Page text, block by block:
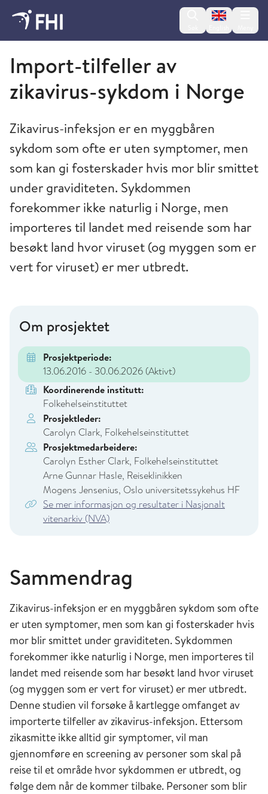
Change
Folkehelseinstituttet
Import-tilfeller av
zikavirus-sykdom i Norge
Zikavirus-infeksjon er en myggbåren
sykdom som ofte er uten symptomer, men
som kan gi fosterskader hvis mor blir smittet
under graviditeten. Sykdommen
forekommer ikke naturlig i Norge, men
importeres til landet med reisende som har
besøkt land hvor viruset (og myggen som er
vert for viruset) er mer utbredt.
Om prosjektet
Prosjektperiode:
13.06.2016 - 30.06.2026 (Aktivt)
Koordinerende institutt:
Folkehelseinstituttet
Prosjektleder:
Carolyn Clark, Folkehelseinstituttet
Prosjektmedarbeidere:
Carolyn Esther Clark, Folkehelseinstituttet
Arne Gunnar Hasle, Reiseklinikken
Mogens Jensenius, Oslo universitetssykehus HF
Se mer informasjon og resultater i Nasjonalt
vitenarkiv (NVA)
Sammendrag
Zikavirus-infeksjon er en myggbåren sykdom som ofte
er uten symptomer, men som kan gi fosterskader hvis
mor blir smittet under graviditeten. Sykdommen
forekommer ikke naturlig i Norge, men importeres til
landet med reisende som har besøkt land hvor viruset
(og myggen som er vert for viruset) er mer utbredt.
Denne studien vil forsøke å kartlegge omfanget av
importerte tilfeller av zikavirus-infeksjon. Ettersom
zikasmitte ikke alltid gir symptomer, vil man
gjennomføre en screening av personer som skal på
reise til et område hvor sykdommen er utbredt, og
følge dem når de kommer tilbake. Personer som blir